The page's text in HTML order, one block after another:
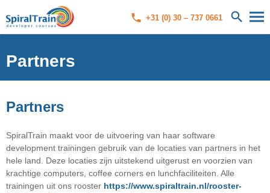
+31 (0) 30 – 737 0661
Partners
Partners
SpiralTrain maakt voor de uitvoering van haar software
development trainingen gebruik van de locaties van partners in het
hele land. Deze locaties zijn uitstekend uitgerust en voorzien van
krachtige computers, coffee corners en lunchfaciliteiten. Alle
trainingen uit ons rooster https://www.spiraltrain.nl/rooster-